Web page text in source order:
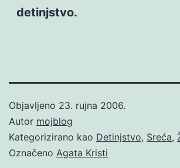
detinjstvo.
Objavljeno 23. rujna 2006.
Autor mojblog
Kategorizirano kao Detinjstvo, Sreća,
Označeno Agata Kristi